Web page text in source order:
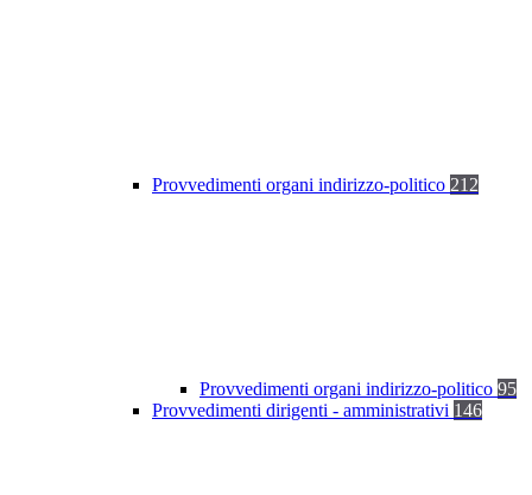
Provvedimenti organi indirizzo-politico 212
Provvedimenti organi indirizzo-politico 95
Provvedimenti dirigenti - amministrativi 146